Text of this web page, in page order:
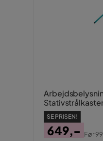
52W
SE PRISEN!
649,-
Før